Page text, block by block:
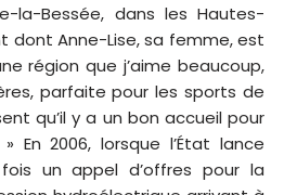
la-Bessée, dans les Hautes-
dont Anne-Lise, sa femme, est
région que j’aime beaucoup,
parfaite pour les sports de
qu’il y a un bon accueil pour
En 2006, lorsque l’État lance
un appel d’offres pour la